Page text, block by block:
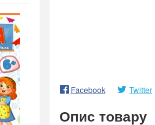
Facebook Twitter
Опис товару